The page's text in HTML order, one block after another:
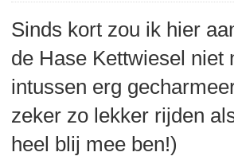
Sinds kort zou ik hier
de Hase Kettwiesel niet
intussen erg
zeker zo lekker rijden
heel blij mee ben!)